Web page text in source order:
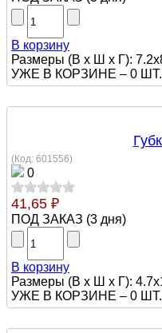
В корзину
Размеры (В х Ш х Г):
УЖЕ В КОРЗИНЕ – 0 ШТ.
(Код: 601556)
0
41,65 ₽
ПОД ЗАКАЗ (3 дня)
В корзину
Размеры (В х Ш х Г):
УЖЕ В КОРЗИНЕ – 0 ШТ.